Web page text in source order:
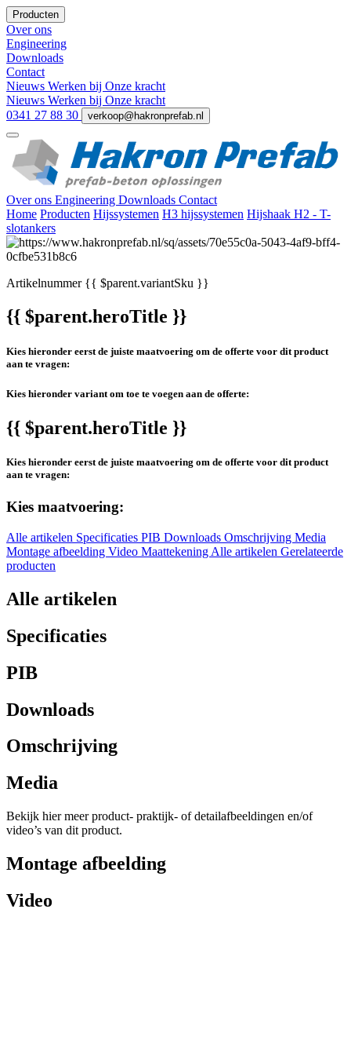
Producten
Over ons
Engineering
Downloads
Contact
Nieuws Werken bij Onze kracht
Nieuws Werken bij Onze kracht
0341 27 88 30
verkoop@hakronprefab.nl
Over ons Engineering Downloads Contact
Home Producten Hijssystemen H3 hijssystemen Hijshaak H2 - T-
slotankers
Artikelnummer{{ $parent.variantSku }}
{{ $parent.heroTitle }}
Kies hieronder eerst de juiste maatvoering om de offerte voor dit product
aan te vragen:
Kies hieronder variant om toe te voegen aan de offerte:
{{ $parent.heroTitle }}
Kies hieronder eerst de juiste maatvoering om de offerte voor dit product
aan te vragen:
Kies maatvoering:
Alle artikelen Specificaties PIB Downloads Omschrijving Media
Montage afbeelding Video Maattekening Alle artikelen Gerelateerde
producten
Alle artikelen
Specificaties
PIB
Downloads
Omschrijving
Media
Bekijk hier meer product- praktijk- of detailafbeeldingen en/of
video’s van dit product.
Montage afbeelding
Video